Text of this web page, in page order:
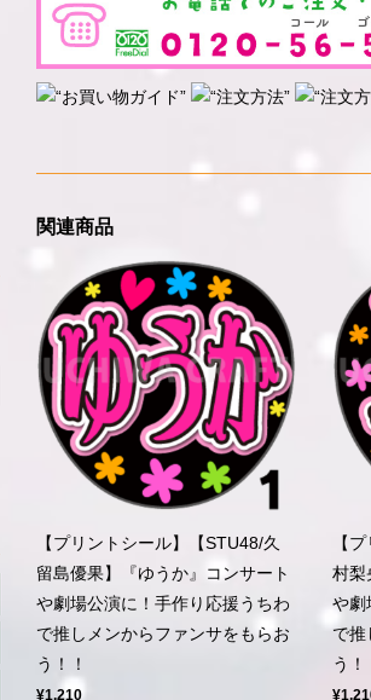
関連商品
【プリントシール】【STU48/久
留島優果】『ゆうか』コンサート
や劇場公演に！手作り応援うちわ
で推しメンからファンサをもらお
う！！
¥1,210
【
村梨
や劇
で推
う！